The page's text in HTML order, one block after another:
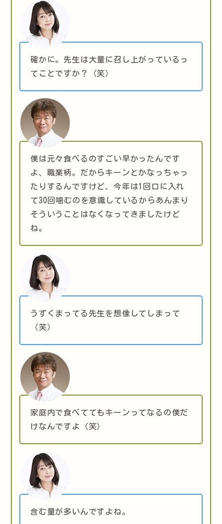
確かに。先生は大量に召し上がっているっ
てことですか？（笑）
僕は元々食べるのすごい早かったんです
よ、職業柄。だからキーンとかなっちゃっ
たりするんですけど、今年は1回口に入れ
て30回噛むのを意識しているからあんまり
そういうことはなくなってきましたけど
ね。
うずくまってる先生を想像してしまって
（笑）
家庭内で食べててもキーンってなるの僕だ
けなんですよ（笑）
含む量が多いんですよね。